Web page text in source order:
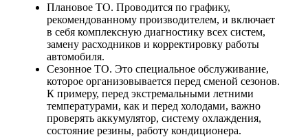
Плановое ТО. Проводится по графику,
рекомендованному производителем, и включает
в себя комплексную диагностику всех систем,
замену расходников и корректировку работы
автомобиля.
Сезонное ТО. Это специальное обслуживание,
которое организовывается перед сменой сезонов.
К примеру, перед экстремальными летними
температурами, как и перед холодами, важно
проверять аккумулятор, систему охлаждения,
состояние резины, работу кондиционера.